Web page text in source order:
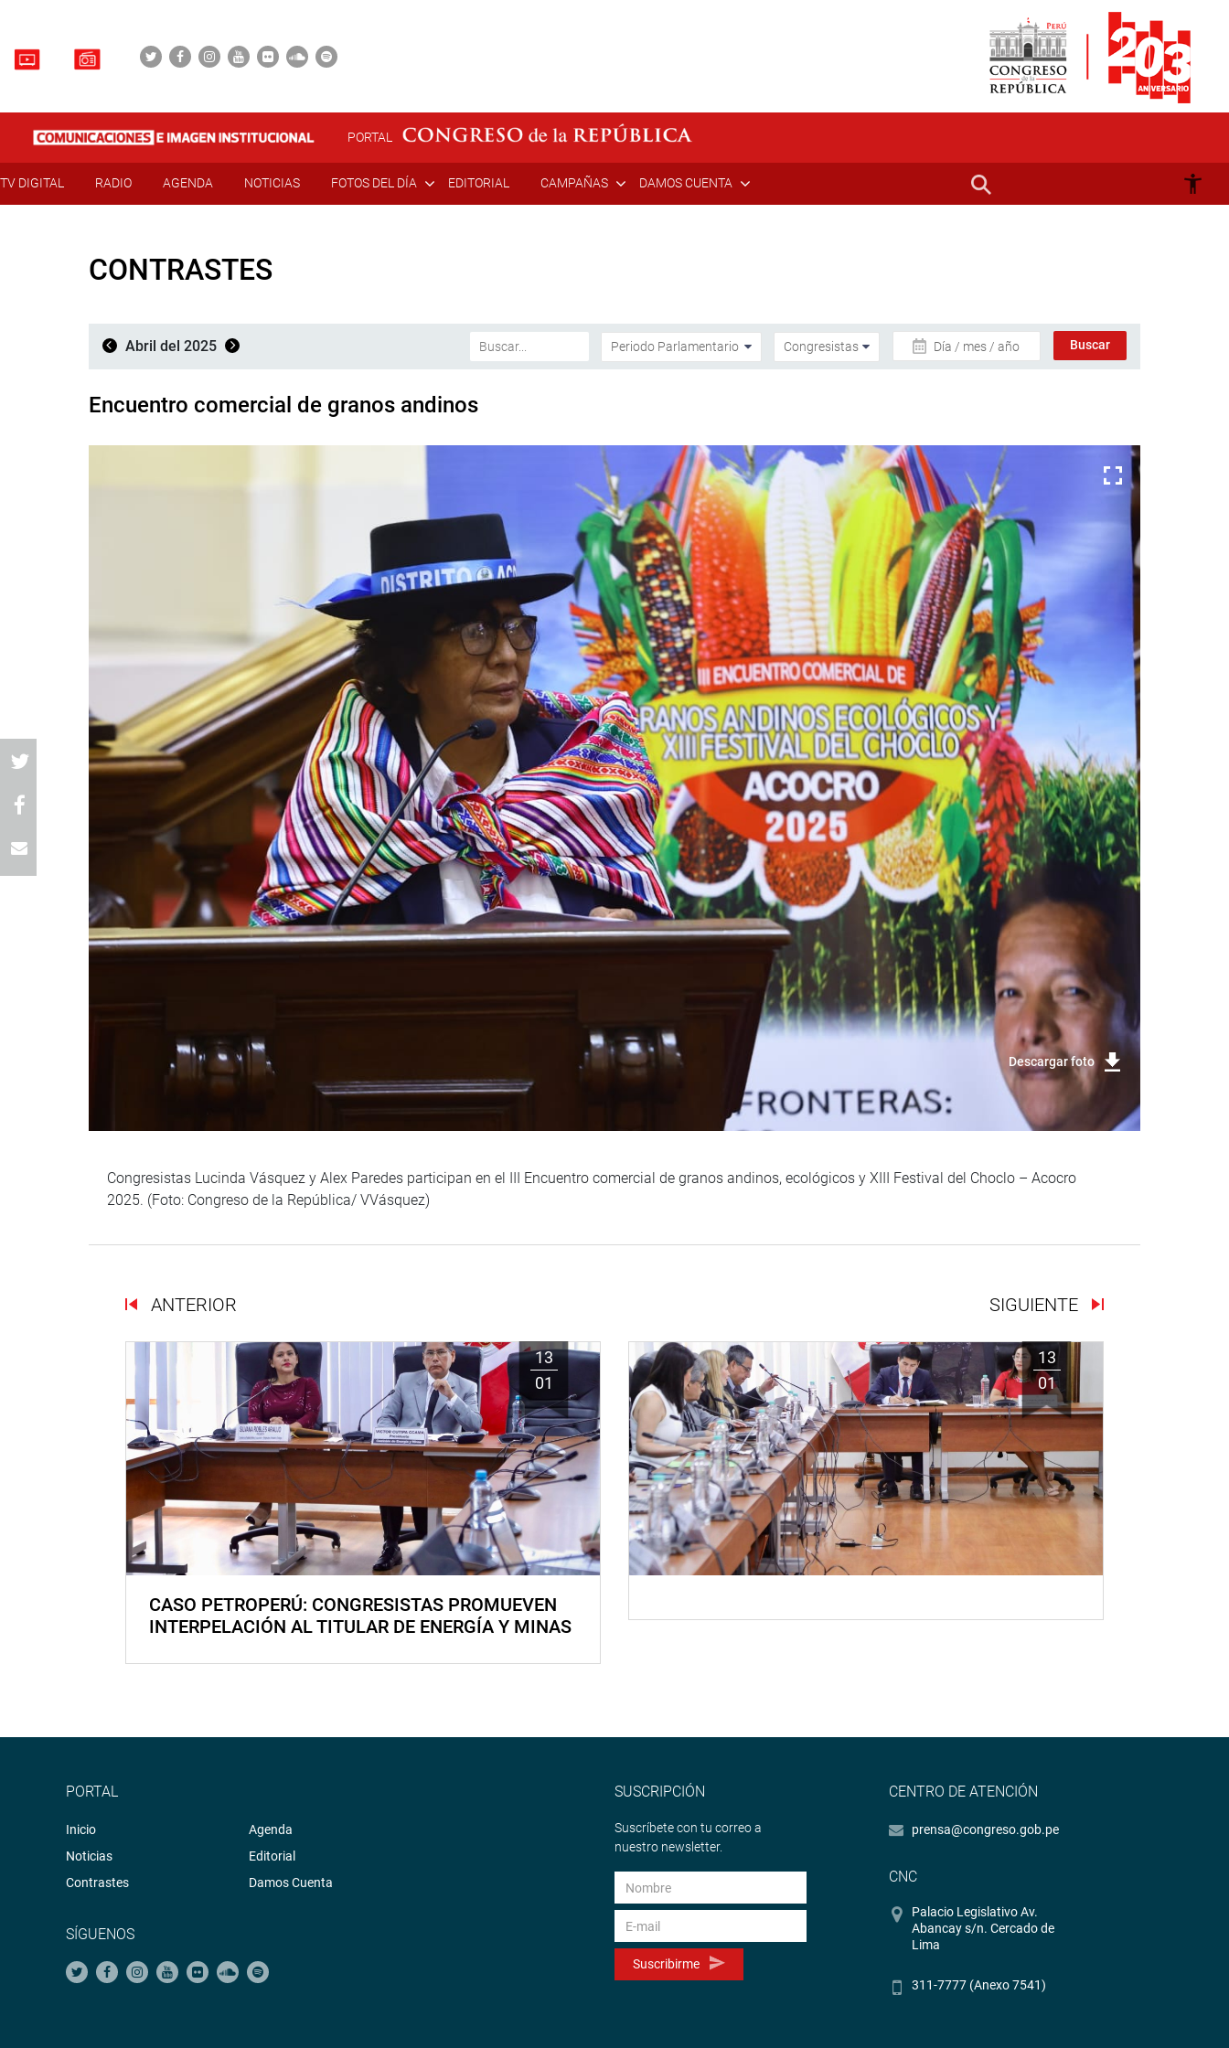
PORTAL
TV DIGITAL RADIO AGENDA NOTICIAS FOTOS DEL DÍA EDITORIAL CAMPAÑAS DAMOS CUENTA
CONTRASTES
Abril del 2025 Día / mes / año
Encuentro comercial de granos andinos
Descargar foto
Congresistas Lucinda Vásquez y Alex Paredes participan en el III Encuentro comercial de granos andinos, ecológicos y XIII Festival del Choclo – Acocro
2025. (Foto: Congreso de la República/ VVásquez)
ANTERIOR SIGUIENTE
13
01
CASO PETROPERÚ: CONGRESISTAS PROMUEVEN
INTERPELACIÓN AL TITULAR DE ENERGÍA Y MINAS
13
01
PORTAL
Inicio
Noticias
Contrastes
Agenda
Editorial
Damos Cuenta
SÍGUENOS
SUSCRIPCIÓN
Suscríbete con tu correo a
nuestro newsletter.
Suscribirme
CENTRO DE ATENCIÓN
prensa@congreso.gob.pe
CNC
Palacio Legislativo Av.
Abancay s/n. Cercado de
Lima
311-7777 (Anexo 7541)